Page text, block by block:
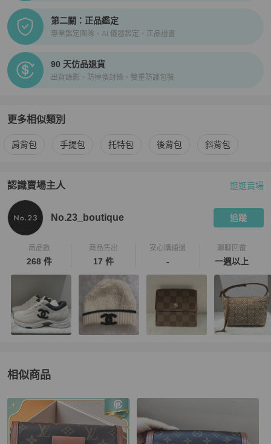
第二關：正品鑑定
專業鑑定團隊、AI 儀器鑑定、正品證書
90 天仿品退貨
出貨錄影、防掉換封條、雙重防護包裝
更多相似類別
更多Louis Vuitton女包 相似商品推薦
肩背包 手提包 托特包 後背包 斜背包
認識賣場主人
PopChill 拍拍圈嚴選賣家
逛逛賣場
No.23_boutique 追蹤
商品數
268 件
商品售出
17 件
安心購通過
-
聊聊回覆
一週以上
相似商品
更多相似Louis Vuitton女包推薦精品